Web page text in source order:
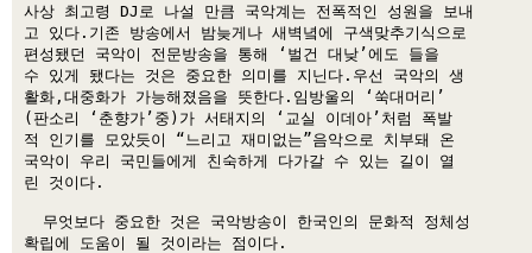
사상 최고령 DJ로 나설 만큼 국악계는 전폭적인 성원을 보내
고 있다.기존 방송에서 밤늦게나 새벽녘에 구색맞추기식으로
편성됐던 국악이 전문방송을 통해 ‘벌건 대낮’에도 들을
수 있게 됐다는 것은 중요한 의미를 지닌다.우선 국악의 생
활화,대중화가 가능해졌음을 뜻한다.임방울의 ‘쑥대머리’
(판소리 ‘춘향가’중)가 서태지의 ‘교실 이데아’처럼 폭발
적 인기를 모았듯이 “느리고 재미없는”음악으로 치부돼 온
국악이 우리 국민들에게 친숙하게 다가갈 수 있는 길이 열
린 것이다.
  무엇보다 중요한 것은 국악방송이 한국인의 문화적 정체성
확립에 도움이 될 것이라는 점이다.